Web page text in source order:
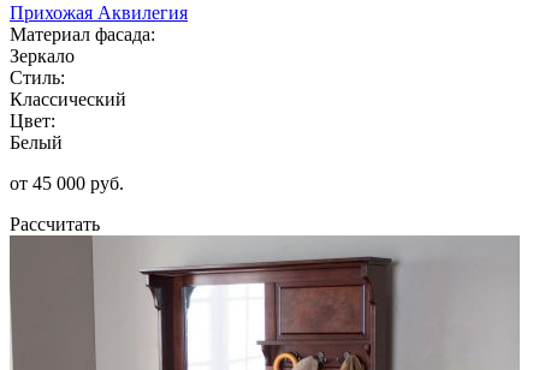
Прихожая Аквилегия
Материал фасада:
Зеркало
Стиль:
Классический
Цвет:
Белый
от 45 000 руб.
Рассчитать